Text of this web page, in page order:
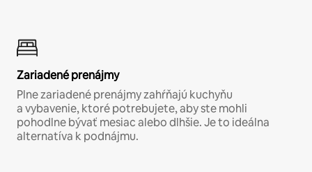
Zariadené prenájmy
Plne zariadené prenájmy zahŕňajú kuchyňu
a vybavenie, ktoré potrebujete, aby ste mohli
pohodlne bývať mesiac alebo dlhšie. Je to ideálna
alternatíva k podnájmu.